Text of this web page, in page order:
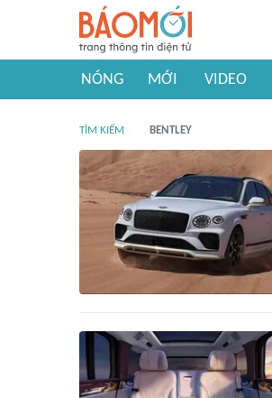
NÓNG MỚI VIDEO
TÌM KIẾM BENTLEY